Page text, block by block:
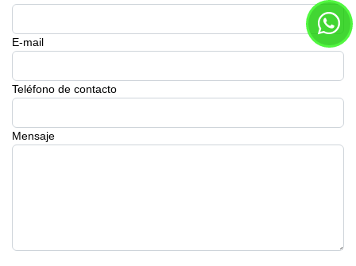
E-mail
Teléfono de contacto
Mensaje